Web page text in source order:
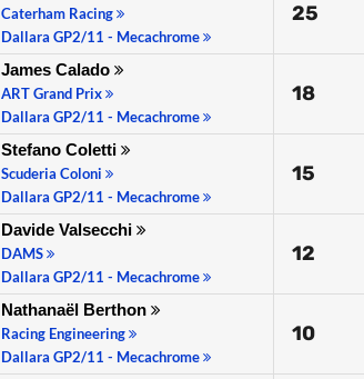
Caterham Racing
Dallara GP2/11 - Mecachrome
25
James Calado
ART Grand Prix
Dallara GP2/11 - Mecachrome
18
Stefano Coletti
Scuderia Coloni
Dallara GP2/11 - Mecachrome
15
Davide Valsecchi
DAMS
Dallara GP2/11 - Mecachrome
12
Nathanaël Berthon
Racing Engineering
Dallara GP2/11 - Mecachrome
10